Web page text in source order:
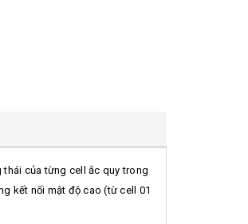
của từng cell ắc quy trong
kết nối mật độ cao (từ cell 01